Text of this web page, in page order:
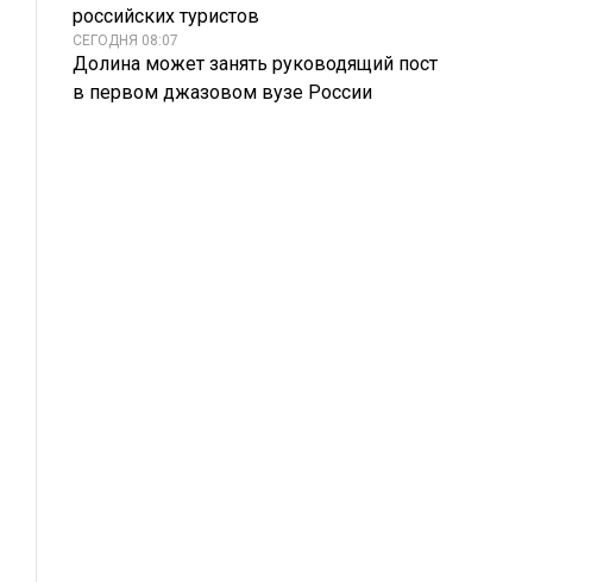
российских туристов
СЕГОДНЯ 08:07
Долина может занять руководящий пост
в первом джазовом вузе России